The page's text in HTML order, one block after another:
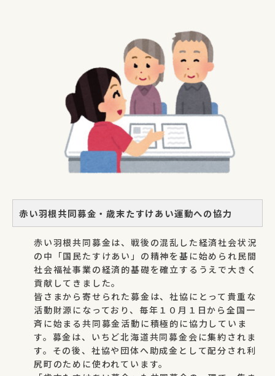
赤い羽根共同募金・歳末たすけあい運動への協力
赤い羽根共同募金は、戦後の混乱した経済社会状況
の中「国民たすけあい」の精神を基に始められ民間
社会福祉事業の経済的基礎を確立するうえで大きく
貢献してきました。
皆さまから寄せられた募金は、社協にとって貴重な
活動財源になっており、毎年１０月１日から全国一
斉に始まる共同募金活動に積極的に協力していま
す。募金は、いちど北海道共同募金会に集約されま
す。その後、社協や団体へ助成金として配分され利
尻町のために使われています。